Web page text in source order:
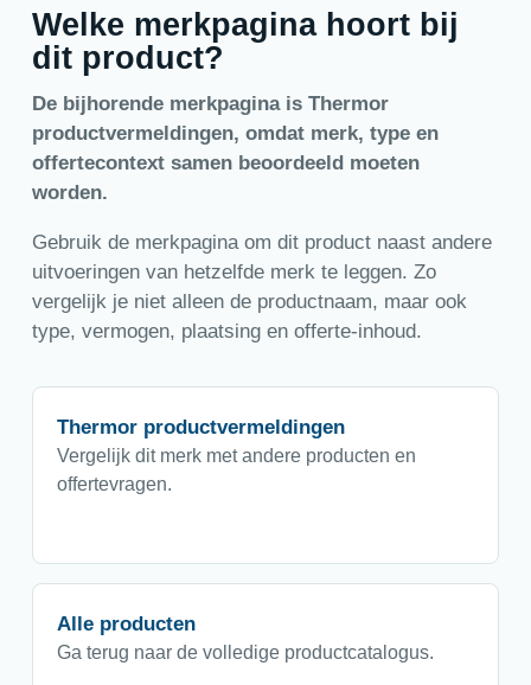
Welke merkpagina hoort bij
dit product?
De bijhorende merkpagina is Thermor
productvermeldingen, omdat merk, type en
offertecontext samen beoordeeld moeten
worden.
Gebruik de merkpagina om dit product naast andere
uitvoeringen van hetzelfde merk te leggen. Zo
vergelijk je niet alleen de productnaam, maar ook
type, vermogen, plaatsing en offerte-inhoud.
Thermor productvermeldingen
Vergelijk dit merk met andere producten en
offertevragen.
Alle producten
Ga terug naar de volledige productcatalogus.